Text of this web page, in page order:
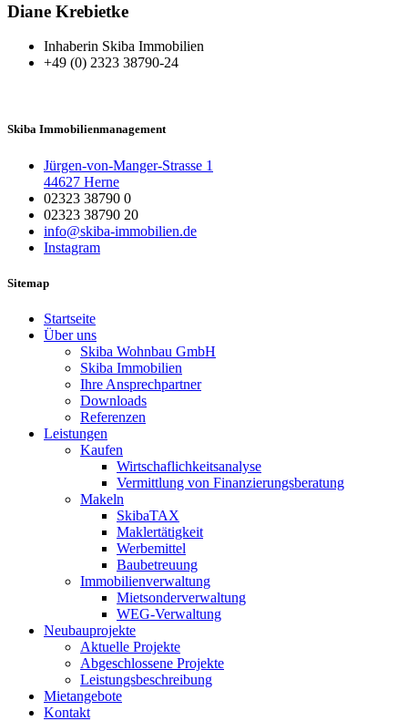
Diane Krebietke
Inhaberin Skiba Immobilien
+49 (0) 2323 38790-24
Skiba Immobilienmanagement
Jürgen-von-Manger-Strasse 1
44627 Herne
02323 38790 0
02323 38790 20
info@skiba-immobilien.de
Instagram
Sitemap
Startseite
Über uns
Skiba Wohnbau GmbH
Skiba Immobilien
Ihre Ansprechpartner
Downloads
Referenzen
Leistungen
Kaufen
Wirtschaflichkeitsanalyse
Vermittlung von Finanzierungsberatung
Makeln
SkibaTAX
Maklertätigkeit
Werbemittel
Baubetreuung
Immobilienverwaltung
Mietsonderverwaltung
WEG-Verwaltung
Neubauprojekte
Aktuelle Projekte
Abgeschlossene Projekte
Leistungsbeschreibung
Mietangebote
Kontakt